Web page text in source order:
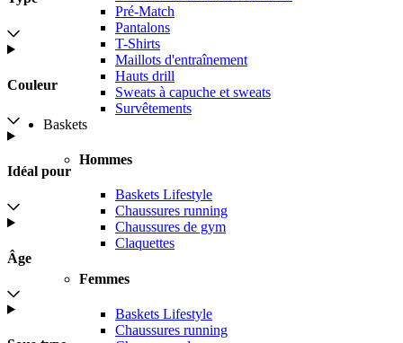
Pré-Match
Pantalons
T-Shirts
Maillots d'entraînement
Hauts drill
Sweats à capuche et sweats
Survêtements
Baskets
Hommes
Baskets Lifestyle
Chaussures running
Chaussures de gym
Claquettes
Femmes
Baskets Lifestyle
Chaussures running
Couleur
Idéal pour
Âge